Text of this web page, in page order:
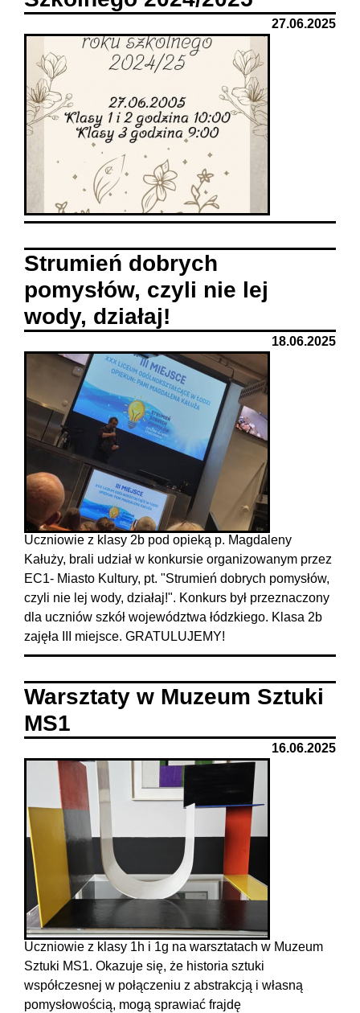
27.06.2025
Strumień dobrych
pomysłów, czyli nie lej
wody, działaj!
18.06.2025
Uczniowie z klasy 2b pod opieką p. Magdaleny
Kałuży, brali udział w konkursie organizowanym przez
EC1- Miasto Kultury, pt. "Strumień dobrych pomysłów,
czyli nie lej wody, działaj!". Konkurs był przeznaczony
dla uczniów szkół województwa łódzkiego. Klasa 2b
zajęła III miejsce. GRATULUJEMY!
Warsztaty w Muzeum Sztuki
MS1
16.06.2025
Uczniowie z klasy 1h i 1g na warsztatach w Muzeum
Sztuki MS1. Okazuje się, że historia sztuki
współczesnej w połączeniu z abstrakcją i własną
pomysłowością, mogą sprawiać frajdę